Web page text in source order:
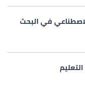
الاصطناعي في البحث